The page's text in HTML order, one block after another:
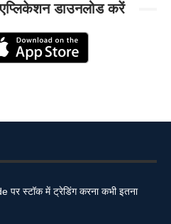
डाउनलोड करें
पर स्टॉक में ट्रेडिंग करना कभी इतना